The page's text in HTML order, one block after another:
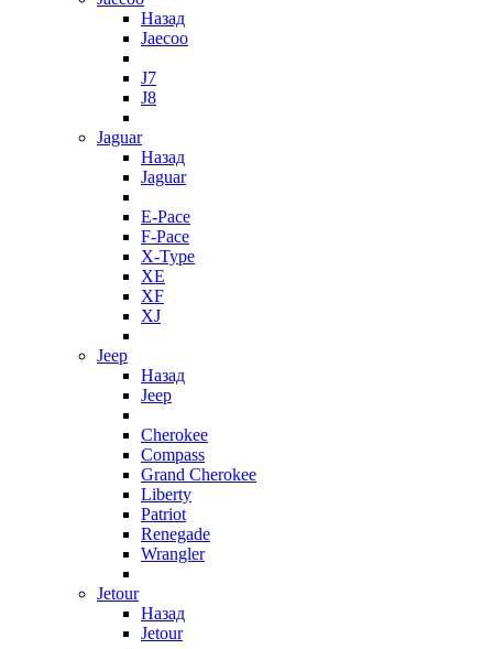
Назад
Jaecoo
J7
J8
Jaguar
Назад
Jaguar
E-Pace
F-Pace
X-Type
XE
XF
XJ
Jeep
Назад
Jeep
Cherokee
Compass
Grand Cherokee
Liberty
Patriot
Renegade
Wrangler
Jetour
Назад
Jetour